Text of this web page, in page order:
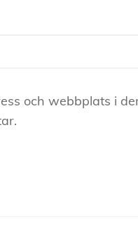
och webbplats i